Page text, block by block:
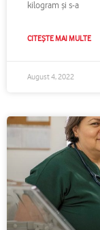
kilogram și s-a
CITEȘTE MAI MULTE
August 4, 2022